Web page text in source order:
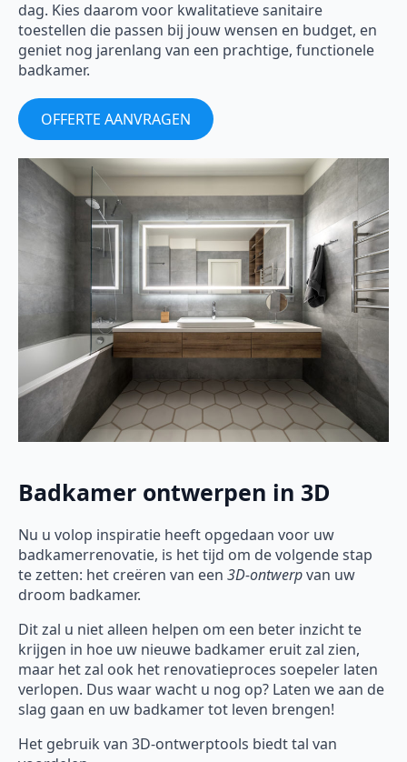
dag. Kies daarom voor kwalitatieve sanitaire
toestellen die passen bij jouw wensen en budget, en
geniet nog jarenlang van een prachtige, functionele
badkamer.
OFFERTE AANVRAGEN
Badkamer ontwerpen in 3D
Nu u volop inspiratie heeft opgedaan voor uw
badkamerrenovatie, is het tijd om de volgende stap
te zetten: het creëren van een 3D-ontwerpvan uw
droom badkamer.
Dit zal u niet alleen helpen om een beter inzicht te
krijgen in hoe uw nieuwe badkamer eruit zal zien,
maar het zal ook het renovatieproces soepeler laten
verlopen. Dus waar wacht u nog op? Laten we aan de
slag gaan en uw badkamer tot leven brengen!
Het gebruik van 3D-ontwerptools biedt tal van